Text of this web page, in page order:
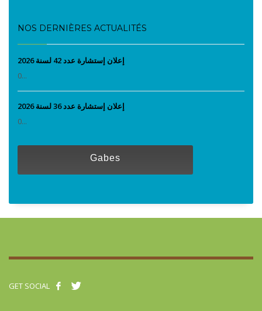
NOS DERNIÈRES ACTUALITÉS
إعلان إستشارة عدد 42 لسنة 2026
0...
إعلان إستشارة عدد 36 لسنة 2026
0...
Gabes
GET SOCIAL